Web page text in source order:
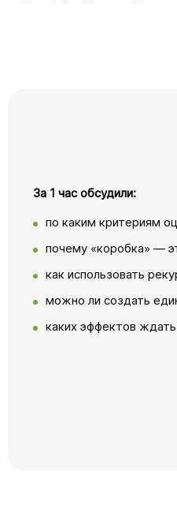
За 1 час обсудили:
по каким критериям
почему «коробка» —
как использовать
можно ли создать
каких эффектов